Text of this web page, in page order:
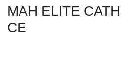
MAH ELITE
CE